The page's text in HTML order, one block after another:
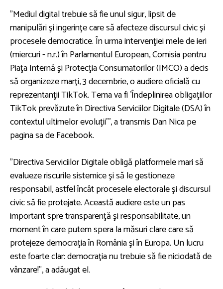
"Mediul digital trebuie să fie unul sigur, lipsit de
manipulări şi ingerinţe care să afecteze discursul civic şi
procesele democratice. În urma intervenţiei mele de ieri
(miercuri - n.r.) în Parlamentul European, Comisia pentru
Piaţa Internă şi Protecţia Consumatorilor (IMCO) a decis
să organizeze marţi, 3 decembrie, o audiere oficială cu
reprezentanţii TikTok. Tema va fi 'Îndeplinirea obligaţiilor
TikTok prevăzute în Directiva Serviciilor Digitale (DSA) în
contextul ultimelor evoluţii"', a transmis Dan Nica pe
pagina sa de Facebook.
"Directiva Serviciilor Digitale obligă platformele mari să
evalueze riscurile sistemice şi să le gestioneze
responsabil, astfel încât procesele electorale şi discursul
civic să fie protejate. Această audiere este un pas
important spre transparenţă şi responsabilitate, un
moment în care putem spera la măsuri clare care să
protejeze democraţia în România şi în Europa. Un lucru
este foarte clar: democraţia nu trebuie să fie niciodată de
vânzare!", a adăugat el.